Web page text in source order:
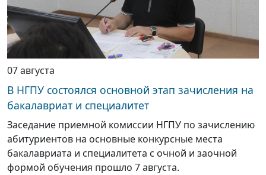
07 августа
В НГПУ состоялся основной этап зачисления на
бакалавриат и специалитет
Заседание приемной комиссии НГПУ по зачислению
абитуриентов на основные конкурсные места
бакалавриата и специалитета с очной и заочной
формой обучения прошло 7 августа.